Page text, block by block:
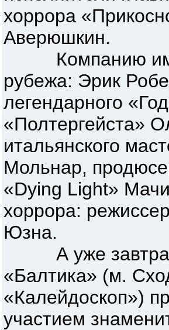
хоррора
Аверюшкин.
Компанию им
рубежа: Эрик
легендарного
«Полтергейста»
итальянского
Мольнар,
«Dying Light»
хоррора:
Юзна.
А уже завтра,
«Балтика» (м.
«Калейдоскоп»)
участием